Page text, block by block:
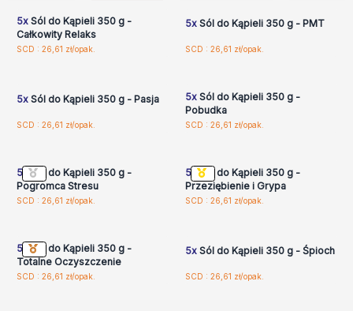
5xSól do Kąpieli 350 g -
Całkowity Relaks
SCD : 26,61 zł/opak.
5xSól do Kąpieli 350 g - PMT
SCD : 26,61 zł/opak.
Zaloguj się lub
5xSól do Kąpieli 350 g - Pasja
SCD : 26,61 zł/opak.
Zaloguj się lub
5xSól do Kąpieli 350 g -
Pobudka
SCD : 26,61 zł/opak.
Zaloguj się lub
5x Sól do Kąpieli 350 g -
Pogromca Stresu
SCD : 26,61 zł/opak.
Zaloguj się lub
5x Sól do Kąpieli 350 g -
Przeziębienie i Grypa
SCD : 26,61 zł/opak.
Zaloguj się lub
5x Sól do Kąpieli 350 g -
Totalne Oczyszczenie
SCD : 26,61 zł/opak.
Zaloguj się lub
5xSól do Kąpieli 350 g - Śpioch
SCD : 26,61 zł/opak.